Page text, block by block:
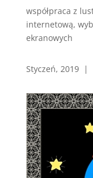
współpraca z
internetową,
ekranowych
Styczeń, 2019